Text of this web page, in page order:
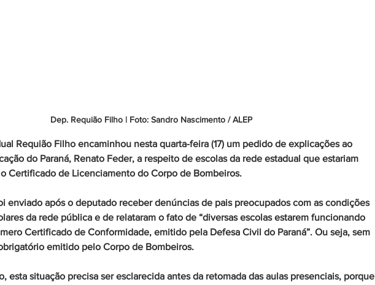
Dep. Requião Filho | Foto: Sandro Nascimento / ALEP
Requião Filho encaminhou nesta quarta-feira (17) um pedido de explicações ao
do Paraná, Renato Feder, a respeito de escolas da rede estadual que estariam
Certificado de Licenciamento do Corpo de Bombeiros.
enviado após o deputado receber denúncias de pais preocupados com as condições
da rede pública e de relataram o fato de “diversas escolas estarem funcionando
Certificado de Conformidade, emitido pela Defesa Civil do Paraná”. Ou seja, sem
emitido pelo Corpo de Bombeiros.
esta situação precisa ser esclarecida antes da retomada das aulas presenciais, porque